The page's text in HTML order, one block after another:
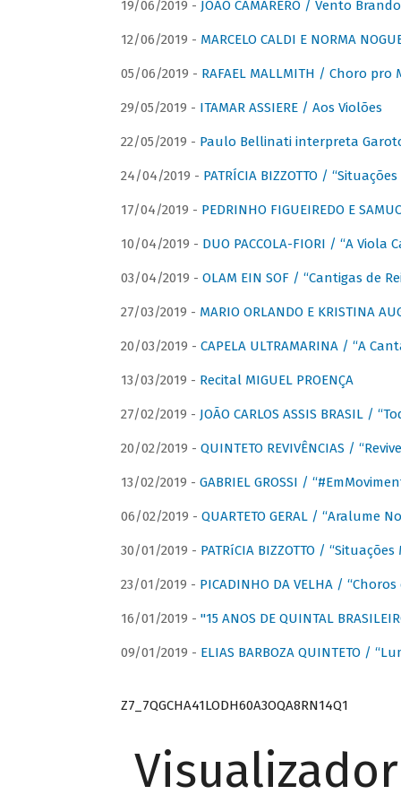
19/06/2019 - JOÃO CAMARERO / Vento Brando
12/06/2019 - MARCELO CALDI E NORMA
05/06/2019 - RAFAEL MALLMITH / Choro pro
29/05/2019 - ITAMAR ASSIERE / Aos Violões
22/05/2019 - Paulo Bellinati interpreta
24/04/2019 - PATRÍCIA BIZZOTTO /
17/04/2019 - PEDRINHO FIGUEIREDO E
10/04/2019 - DUO PACCOLA-FIORI / “A Viola
03/04/2019 - OLAM EIN SOF / “Cantigas de
27/03/2019 - MARIO ORLANDO E KRISTINA
20/03/2019 - CAPELA ULTRAMARINA / “A
13/03/2019 - Recital MIGUEL PROENÇA
27/02/2019 - JOÃO CARLOS ASSIS BRASIL /
20/02/2019 - QUINTETO REVIVÊNCIAS /
13/02/2019 - GABRIEL GROSSI /
06/02/2019 - QUARTETO GERAL / “Aralume
30/01/2019 - PATRíCIA BIZZOTTO / “Situações
23/01/2019 - PICADINHO DA VELHA /
16/01/2019 - "15 ANOS DE QUINTAL
09/01/2019 - ELIAS BARBOZA QUINTETO /
Z7_7QGCHA41LODH60A3OQA8RN14Q1